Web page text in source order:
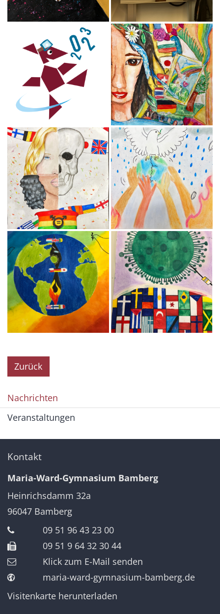
Zurück
Nachrichten
Veranstaltungen
Kontakt
Maria-Ward-Gymnasium Bamberg
Heinrichsdamm 32a
96047 Bamberg
09 51 96 43 23 00
09 51 9 64 32 30 44
Klick zum E-Mail senden
maria-ward-gymnasium-bamberg.de
Visitenkarte herunterladen